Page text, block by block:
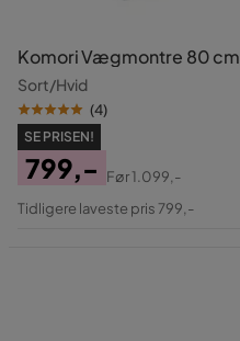
Komori Vægmontre 80 cm
Sort/Hvid
(4)
SE PRISEN!
Pris
799,-
Original
Før1.099,-
Tidligere laveste pris 799,-